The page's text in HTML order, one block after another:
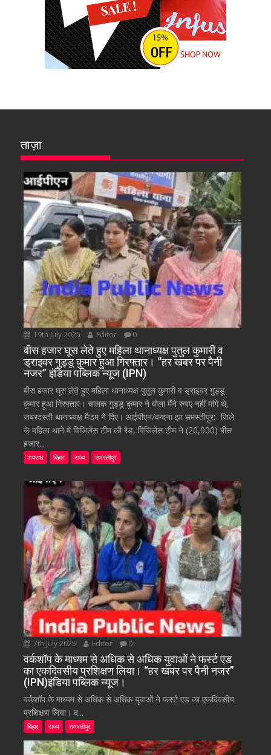
ताज़ा
19th July 2025 Editor 0
बीस हजार घूस लेते हुए महिला थानाध्यक्ष पुतुल कुमारी व
ड्राइवर गुड्डू कुमार हुआ गिरफ्तार। “हर खबर पर पैनी
नजर” इंडिया पब्लिक न्यूज (IPN)
बीस हजार घूस लेते हुए महिला थानाध्यक्ष पुतुल कुमारी व ड्राइवर गुड्डू
कुमार हुआ गिरफ्तार। चालक गुड्डू कुमार ने बोला मैंने रुपए नहीं मांगे थे,
जबरदस्ती थानाध्यक्ष मैडम ने दिए। आईपीएन/वन्दना झा समस्तीपुर:- जिले
के महिला थाने में विजिलेंस टीम की रेड, विजिलेंस टीम ने (20,000) बीस
हजार...
अपराध बिहार राज्य समस्तीपुर
7th July 2025 Editor 0
वर्कशॉप के माध्यम से अधिक से अधिक युवाओं ने फर्स्ट एड
का एकदिवसीय प्रशिक्षण लिया। “हर खबर पर पैनी नजर”
(IPN)इंडिया पब्लिक न्यूज।
वर्कशॉप के माध्यम से अधिक से अधिक युवाओं ने फर्स्ट एड का एकदिवसीय
प्रशिक्षण लिया। द...
बिहार राज्य समस्तीपुर